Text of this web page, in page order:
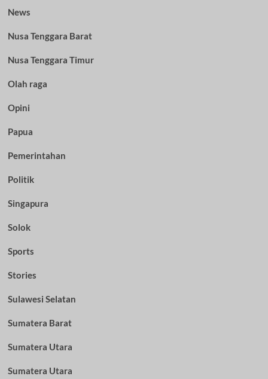
News
Nusa Tenggara Barat
Nusa Tenggara Timur
Olah raga
Opini
Papua
Pemerintahan
Politik
Singapura
Solok
Sports
Stories
Sulawesi Selatan
Sumatera Barat
Sumatera Utara
Sumatera Utara